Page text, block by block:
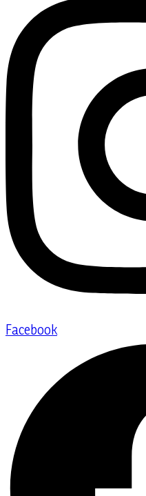
Facebook